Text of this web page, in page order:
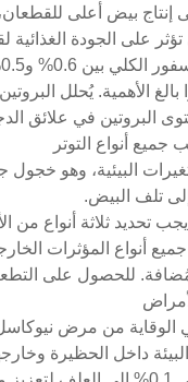
تؤثر على الجودة
بالغ الأهمية. يُحلل
البروتين في علائق
البيئية، وهو خجول
تلف البيض.
يجب تحديد ثلاثة أنواع
للحصول على
من مرض
داخل الحظيرة